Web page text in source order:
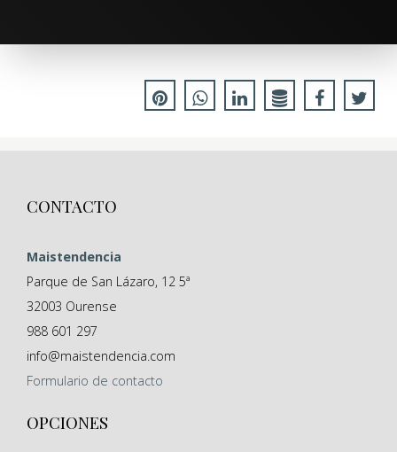
CONTACTO
Maistendencia
Parque de San Lázaro, 12 5ª
32003 Ourense
988 601 297
info@maistendencia.com
Formulario de contacto
OPCIONES